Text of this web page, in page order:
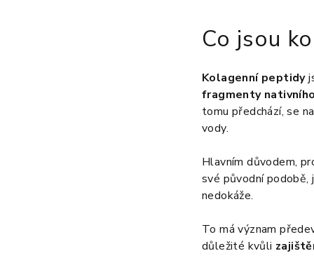
Co jsou
Kolagenní peptidy
fragmenty
tomu předchází, se
vody.
Hlavním důvodem,
své původní podobě,
nedokáže.
To má význam
důležité kvůli